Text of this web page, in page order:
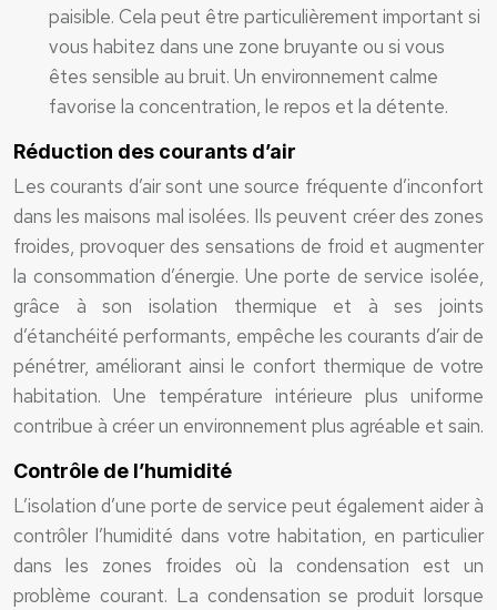
paisible. Cela peut être particulièrement important si
vous habitez dans une zone bruyante ou si vous
êtes sensible au bruit. Un environnement calme
favorise la concentration, le repos et la détente.
Réduction des courants d’air
Les courants d’air sont une source fréquente d’inconfort
dans les maisons mal isolées. Ils peuvent créer des zones
froides, provoquer des sensations de froid et augmenter
la consommation d’énergie. Une porte de service isolée,
grâce à son isolation thermique et à ses joints
d’étanchéité performants, empêche les courants d’air de
pénétrer, améliorant ainsi le confort thermique de votre
habitation. Une température intérieure plus uniforme
contribue à créer un environnement plus agréable et sain.
Contrôle de l’humidité
L’isolation d’une porte de service peut également aider à
contrôler l’humidité dans votre habitation, en particulier
dans les zones froides où la condensation est un
problème courant. La condensation se produit lorsque